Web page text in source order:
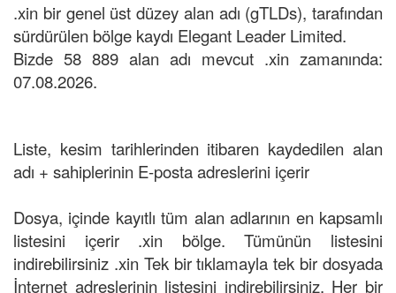
.xin bir genel üst düzey alan adı (gTLDs), tarafından
sürdürülen bölge kaydı Elegant Leader Limited.
Bizde 58 889 alan adı mevcut .xin zamanında:
07.08.2026.
Liste, kesim tarihlerinden itibaren kaydedilen alan
adı + sahiplerinin E-posta adreslerini içerir
Dosya, içinde kayıtlı tüm alan adlarının en kapsamlı
listesini içerir .xin bölge. Tümünün listesini
indirebilirsiniz .xin Tek bir tıklamayla tek bir dosyada
İnternet adreslerinin listesini indirebilirsiniz. Her bir